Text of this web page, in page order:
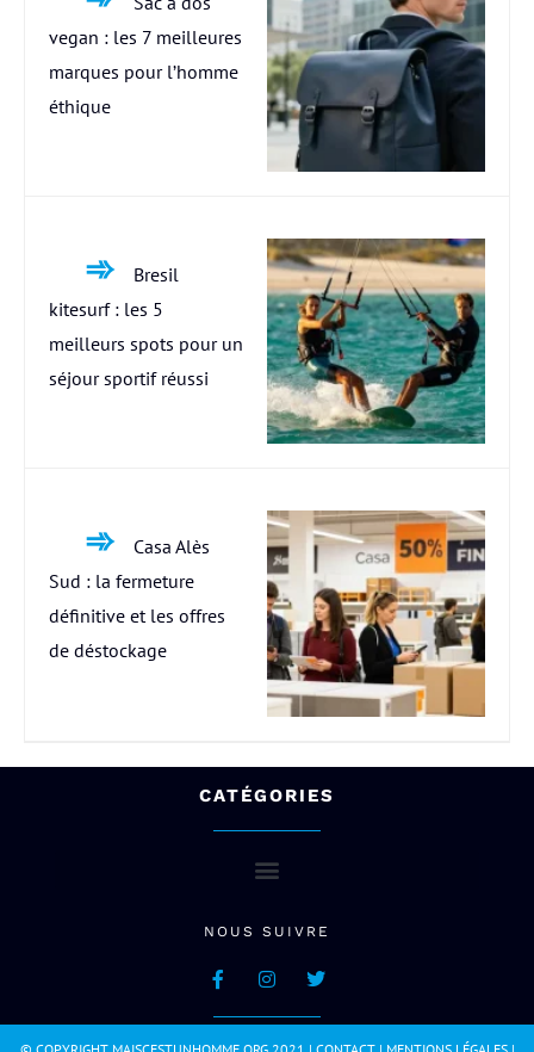
vegan : les 7 meilleures
marques pour l’homme
éthique
Bresil
kitesurf : les 5
meilleurs spots pour un
séjour sportif réussi
Casa Alès
Sud : la fermeture
définitive et les offres
de déstockage
CATÉGORIES
NOUS SUIVRE